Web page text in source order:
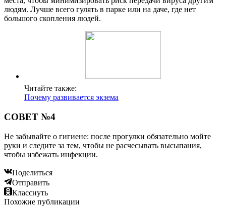
людям. Лучше всего гулять в парке или на даче, где нет
большого скопления людей.
Читайте также:
Почему развивается экзема
СОВЕТ №4
Не забывайте о гигиене: после прогулки обязательно мойте
руки и следите за тем, чтобы не расчесывать высыпания,
чтобы избежать инфекции.
Поделиться
Отправить
Класснуть
Похожие публикации